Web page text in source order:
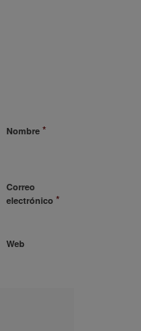
Nombre *
Correo
electrónico *
Web